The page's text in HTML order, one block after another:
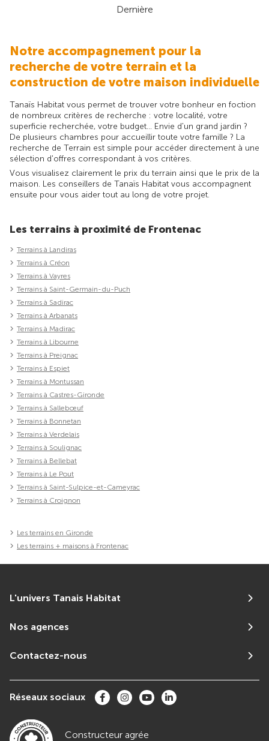
Dernière
Notre accompagnement pour la
recherche de votre terrain et la
construction de votre maison individuelle
Tanaïs Habitat vous permet de trouver votre bonheur en foction
de nombreux critères de recherche : votre localité, votre
superficie recherchée, votre budget... Envie d'un grand jardin ?
De plusieurs chambres pour accueillir toute votre famille ? La
recherche de Terrain est simple pour accéder directement à une
sélection d'offres correspondant à vos critères.
Vous visualisez clairement le prix du terrain ainsi que le prix de la
maison. Les conseillers de Tanaïs Habitat vous accompagnent
ensuite pour vous aider tout au long de votre projet.
Les terrains à proximité de Frontenac
Terrains à Landiras
Terrains à Créon
Terrains à Vayres
Terrains à Saint-Germain-du-Puch
Terrains à Sadirac
Terrains à Arbanats
Terrains à Madirac
Terrains à Libourne
Terrains à Preignac
Terrains à Espiet
Terrains à Montussan
Terrains à Castres-Gironde
Terrains à Sallebœuf
Terrains à Bonnetan
Terrains à Verdelais
Terrains à Soulignac
Terrains à Bellebat
Terrains à Le Pout
Terrains à Saint-Sulpice-et-Cameyrac
Terrains à Croignon
Les terrains en Gironde
Les terrains + maisons à Frontenac
L'univers Tanais Habitat
Nos agences
Contactez-nous
Réseaux sociaux
Constructeur agrée